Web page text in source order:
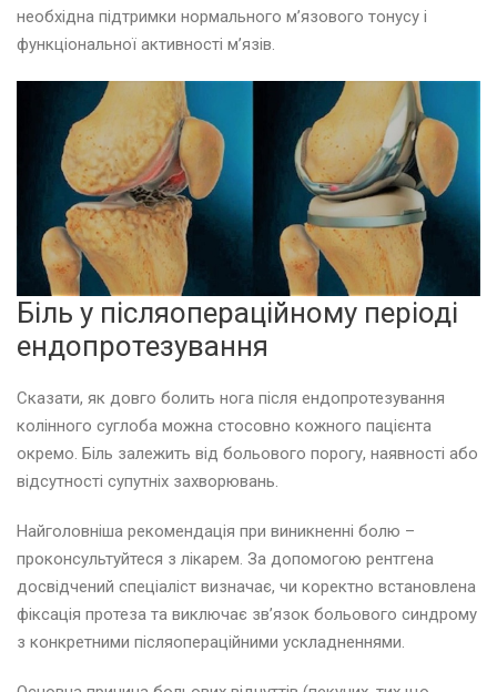
необхідна підтримки нормального м’язового тонусу і
функціональної активності м’язів.
Біль у післяопераційному періоді
ендопротезування
Сказати, як довго болить нога після ендопротезування
колінного суглоба можна стосовно кожного пацієнта
окремо. Біль залежить від больового порогу, наявності або
відсутності супутніх захворювань.
Найголовніша рекомендація при виникненні болю –
проконсультуйтеся з лікарем. За допомогою рентгена
досвідчений спеціаліст визначає, чи коректно встановлена
фіксація протеза та виключає зв’язок больового синдрому
з конкретними післяопераційними ускладненнями.